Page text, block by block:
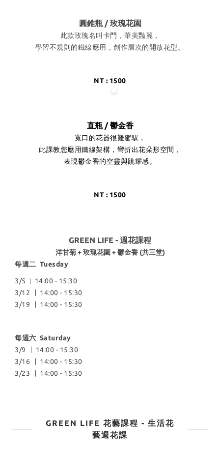
圓錐瓶 / 玫瑰花園
此款玫瑰名叫卡門，華美豔麗，
學習不規則的鐵線應用，創作層次的開放花型。
NT : 1500
直瓶 / 鬱金香
寬口的花器很難駕馭，
此課教您應用鐵線架構，彎折出花朵形空間，
表現鬱金香的空靈與跳耀感。
NT : 1500
GREEN LIFE - 週花課程
洋甘菊 + 玫瑰花園 + 鬱金香 (共三堂)
每週二 Tuesday
3/5 ︱14:00 - 15:30
3/12
︱ 14:00 - 15:30
3/19
︱ 14:00 - 15:30
每週六 Saturday
3/9
︱
14:00 - 15:30
3/16
︱ 14:00 - 15:30
3/23
︱ 14:00 - 15:30
GREEN LIFE 花藝課程 - 生活花
藝週花課